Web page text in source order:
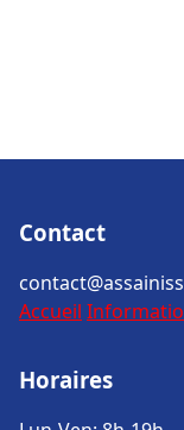
Contact
Accueil
Horaires